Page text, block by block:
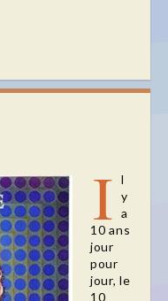
I l
y
a
10 ans
jour
pour
jour, le
10